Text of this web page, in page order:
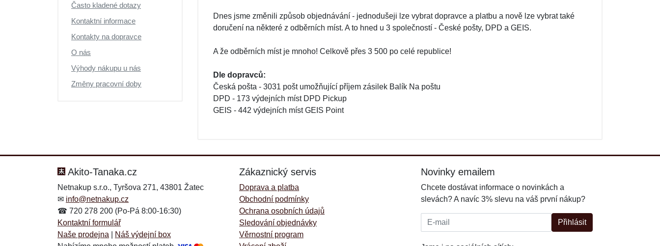
Často kladené dotazy
Kontaktní informace
Kontakty na dopravce
O nás
Výhody nákupu u nás
Změny pracovní doby
Dnes jsme změnili způsob objednávání - jednodušeji lze vybrat dopravce a platbu a nově lze vybrat také
doručení na některé z odběrních míst. A to hned u 3 společností - České pošty, DPD a GEIS.
A že odběrních míst je mnoho! Celkově přes 3 500 po celé republice!
Dle dopravců:
Česká pošta - 3031 pošt umožňující příjem zásilek Balík Na poštu
DPD - 173 výdejních míst DPD Pickup
GEIS - 442 výdejních míst GEIS Point
Akito-Tanaka.cz
Netnakup s.r.o., Tyršova 271, 43801 Žatec
✉ info@netnakup.cz
☎ 720 278 200 (Po-Pá 8:00-16:30)
Kontaktní formulář
Naše prodejna
Náš výdejní box
Zákaznický servis
Doprava a platba
Obchodní podmínky
Ochrana osobních údajů
Sledování objednávky
Věrnostní program
Novinky emailem
Chcete dostávat informace o novinkách a
slevách? A navíc 3% slevu na váš první nákup?
E-mail: Přihlásit